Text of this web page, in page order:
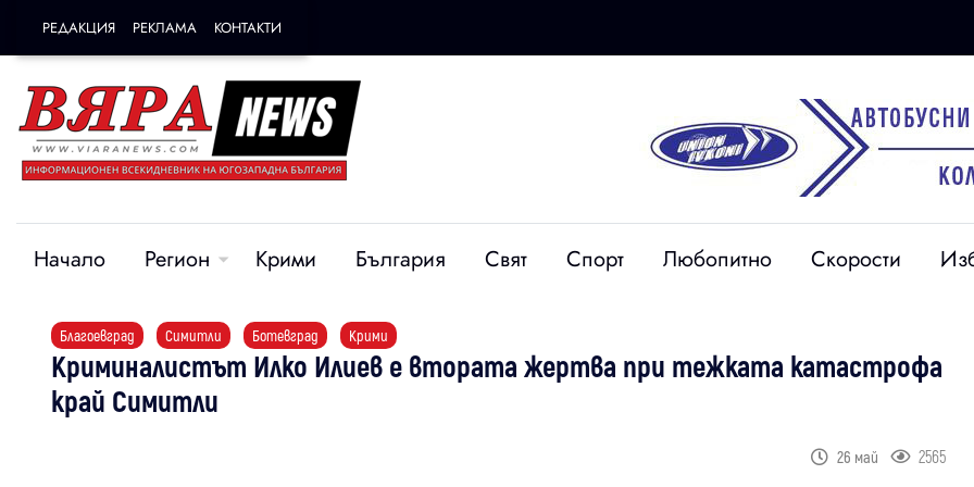
РЕДАКЦИЯ РЕКЛАМА КОНТАКТИ
Начало Регион Крими България Свят Спорт Любопитно Скорости
Благоевград Симитли Ботевград Крими
Криминалистът Илко Илиев е втората жертва при тежката катастрофа
край Симитли
26 май 2565